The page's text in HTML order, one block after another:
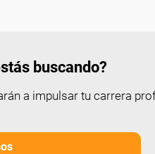
buscando?
a impulsar tu carrera